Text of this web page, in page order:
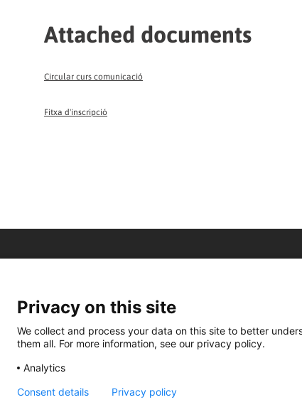
Attached documents
Circular curs comunicació
Fitxa d'inscripció
Privacy on this site
We collect and process your data on this site to better
them all. For more information, see our privacy policy.
Analytics
Consent details Privacy policy